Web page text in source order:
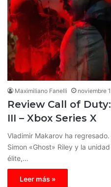
Maximiliano Fanelli noviembre
Review Call of
III – Xbox Series X
Vladimir Makarov ha
Simon «Ghost» Riley y la
élite,…
Leer más »